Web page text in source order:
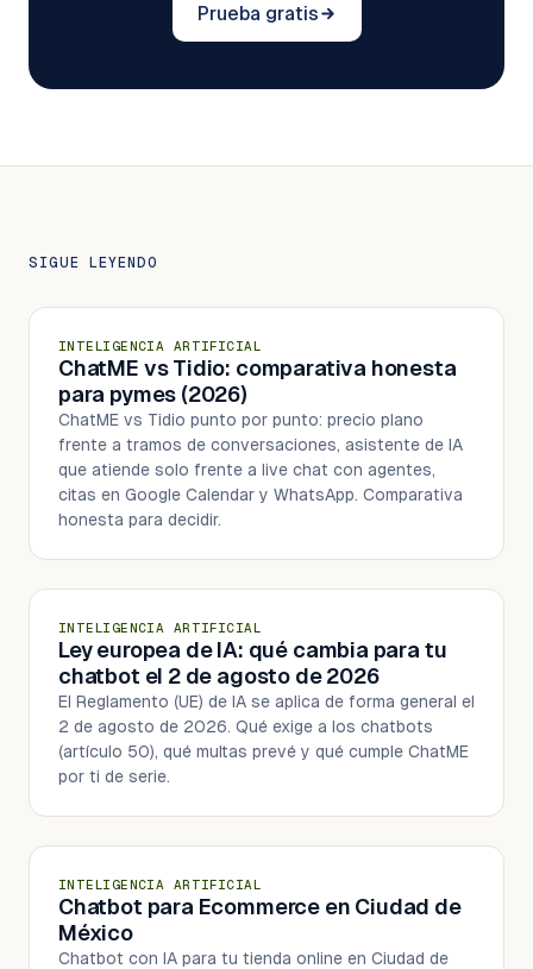
Prueba gratis
SIGUE LEYENDO
INTELIGENCIA ARTIFICIAL
ChatME vs Tidio: comparativa honesta
para pymes (2026)
ChatME vs Tidio punto por punto: precio plano
frente a tramos de conversaciones, asistente de IA
que atiende solo frente a live chat con agentes,
citas en Google Calendar y WhatsApp. Comparativa
honesta para decidir.
INTELIGENCIA ARTIFICIAL
Ley europea de IA: qué cambia para tu
chatbot el 2 de agosto de 2026
El Reglamento (UE) de IA se aplica de forma general el
2 de agosto de 2026. Qué exige a los chatbots
(artículo 50), qué multas prevé y qué cumple ChatME
por ti de serie.
INTELIGENCIA ARTIFICIAL
Chatbot para Ecommerce en Ciudad de
México
Chatbot con IA para tu tienda online en Ciudad de